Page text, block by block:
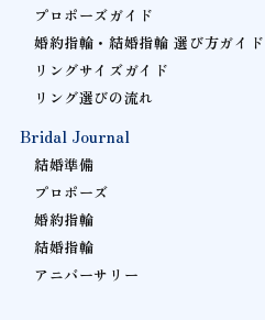
プロポーズガイド
婚約指輪・結婚指輪 選び方ガイド
リングサイズガイド
リング選びの流れ
Bridal Journal
結婚準備
プロポーズ
婚約指輪
結婚指輪
アニバーサリー